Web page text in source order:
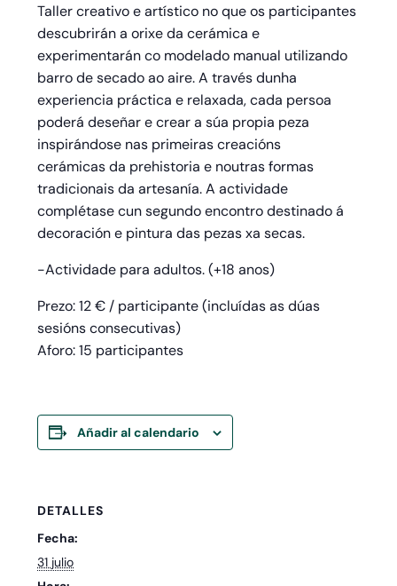
Taller creativo e artístico no que os participantes
descubrirán a orixe da cerámica e
experimentarán co modelado manual utilizando
barro de secado ao aire. A través dunha
experiencia práctica e relaxada, cada persoa
poderá deseñar e crear a súa propia peza
inspirándose nas primeiras creacións
cerámicas da prehistoria e noutras formas
tradicionais da artesanía. A actividade
complétase cun segundo encontro destinado á
decoración e pintura das pezas xa secas.
-Actividade para adultos. (+18 anos)
Prezo: 12 € / participante (incluídas as dúas
sesións consecutivas)
Aforo: 15 participantes
Añadir al calendario
DETALLES
Fecha:
31 julio